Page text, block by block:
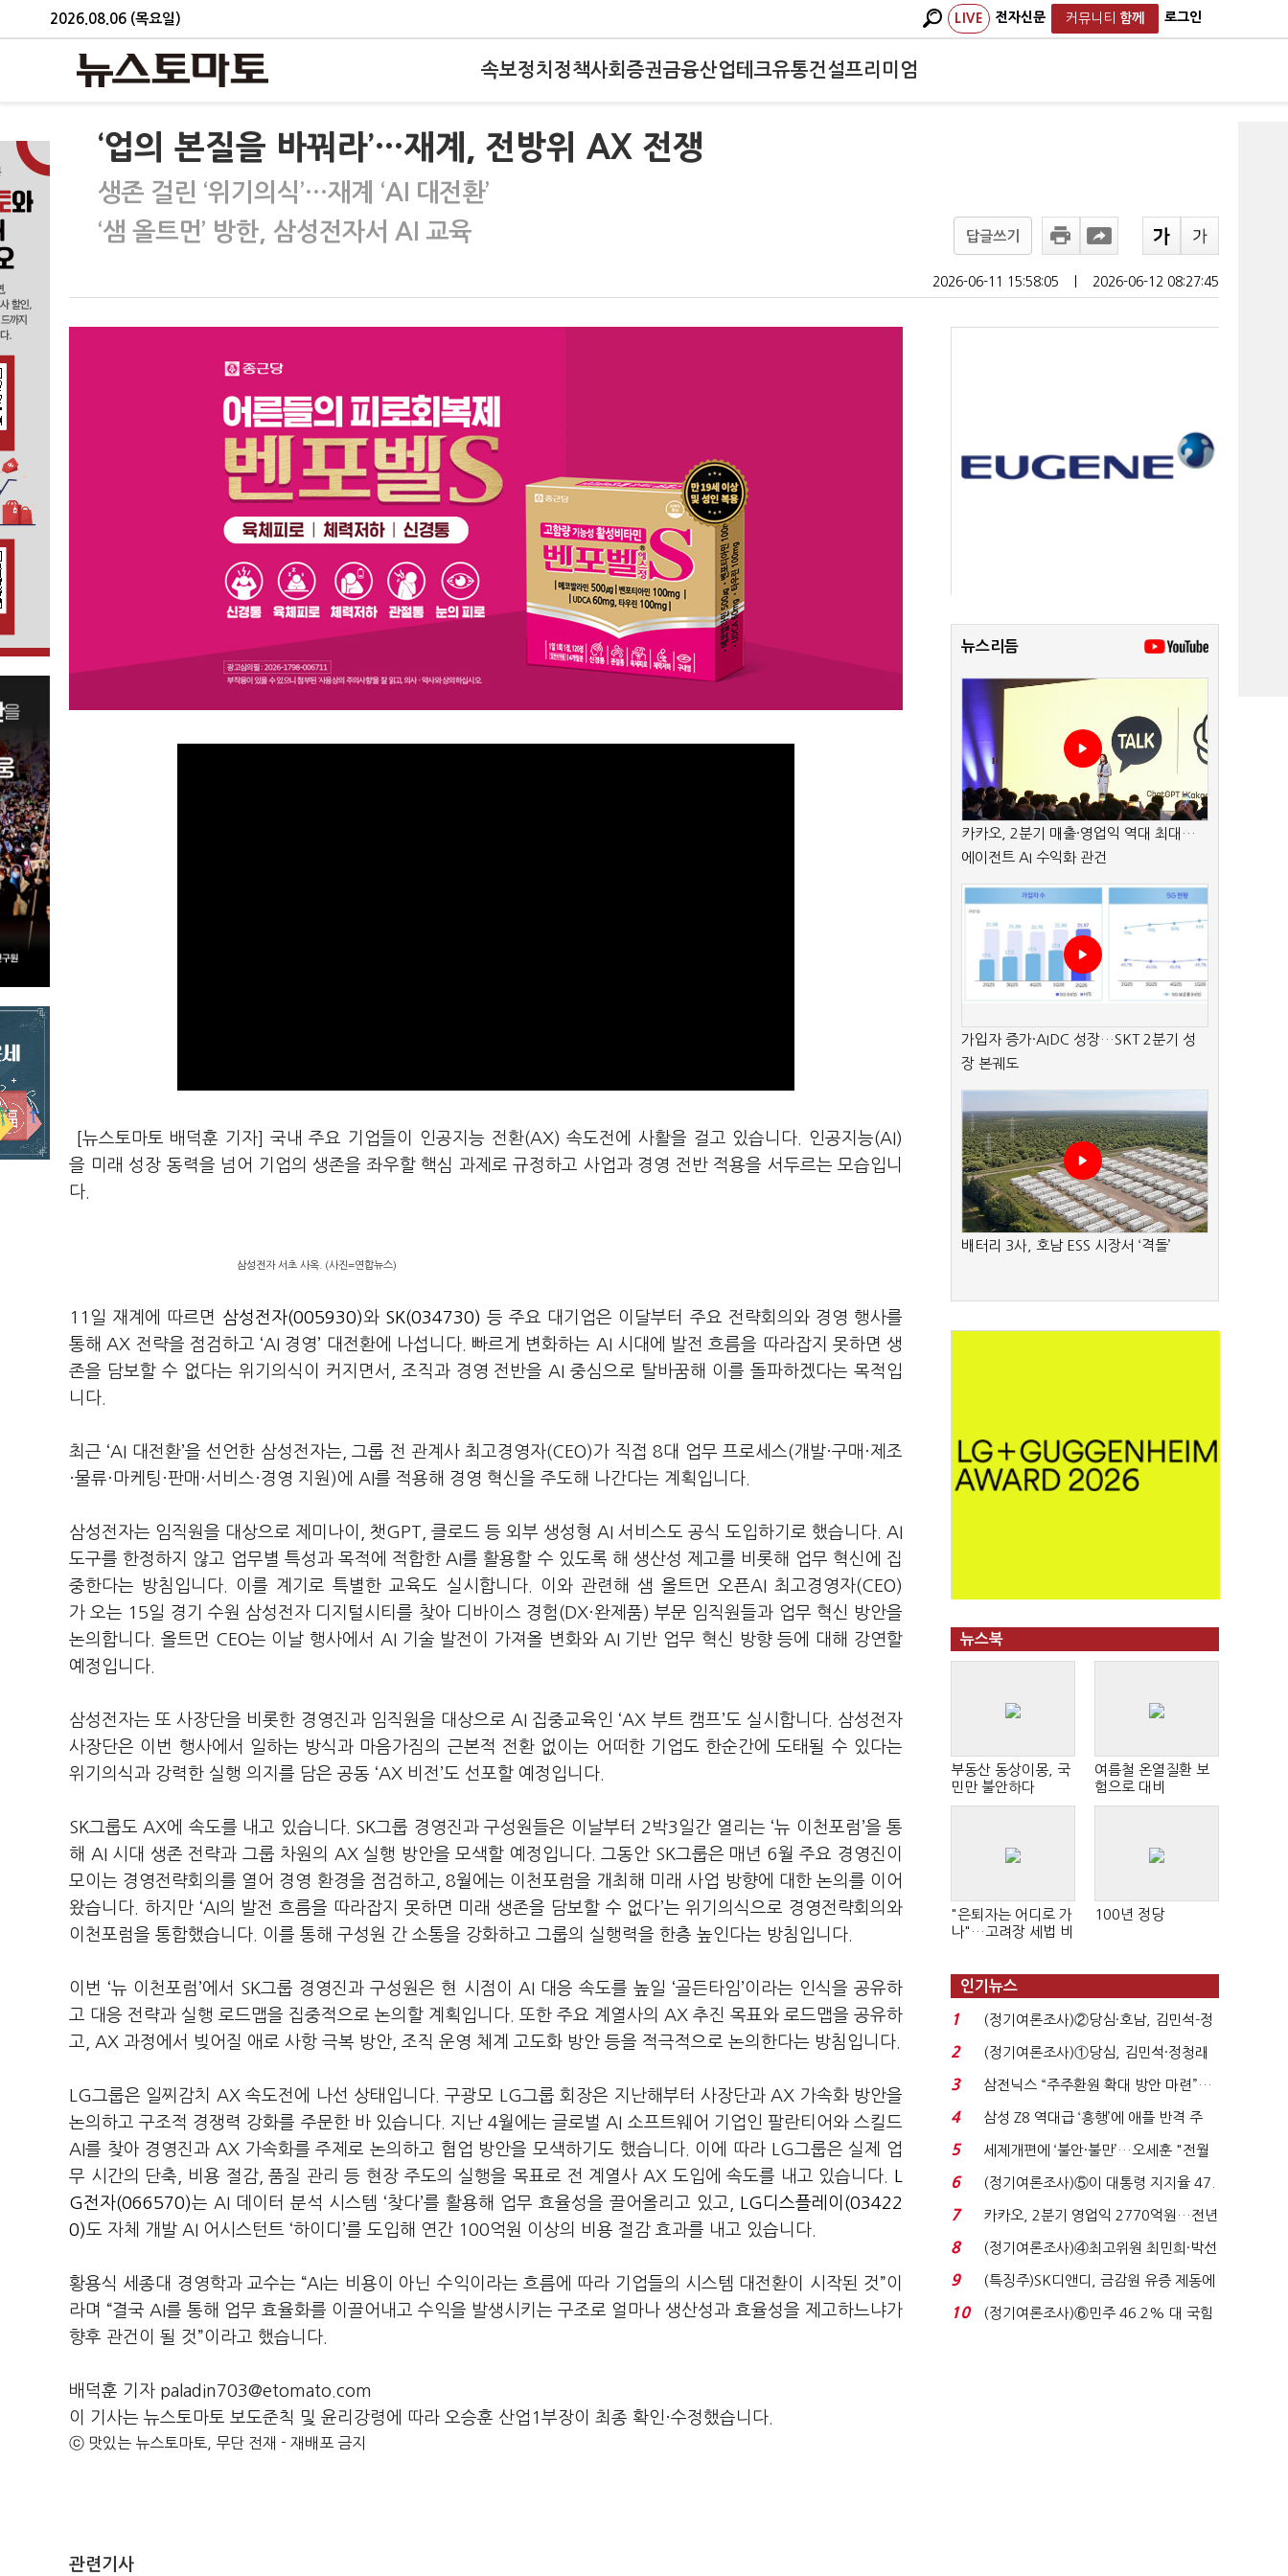
2026.08.06 (목요일) LIVE 전자신문 커뮤니티 함께 로그인
속보정치 정책사회 증권금융산업테크유통건설프리미엄
‘업의 본질을 바꿔라’…재계, 전방위 AX 전쟁
생존 걸린 ‘위기의식’…재계 ‘AI 대전환’
‘샘 올트먼’ 방한, 삼성전자서 AI 교육
답글쓰기
2026-06-11 15:58:05 2026-06-12 08:27:45
[뉴스토마토 배덕훈 기자] 국내 주요 기업들이 인공지능 전환(AX)속도전에 사활을 걸고 있습니다 . 인공지능(AI)
을 미래 성장 동력을 넘어 기업의 생존을 좌우할 핵심 과제로 규정하고 사업과 경영 전반 적용을 서두르는 모습입니
다
삼성전자 서초 사옥. (사진=연합뉴스)
11 일 재계에 따르면 삼성전자(005930)와 SK(034730) 등 주요 대기업은 이달부터 주요 전략회의와 경영 행사를
통해 AX 전략을 점검하고 ‘AI 경영’ 대전환에 나섭니다. 빠르게 변화하는 AI 시대에 발전 흐름을 따라잡지 못하면 생
존을 담보할 수 없다는 위기의식이 커지면서
조직과 경영 전반을 AI중심으로 탈바꿈해 이를 돌파하겠다는 목적입
니다
최근 ‘AI 대전환’을 선언한 삼성전자는, 그룹 전 관계사 최고경영자(CEO)가 직접8대 업무 프로세스(개발·구매·제조
·물류·마케팅·판매·서비스·경영 지원 )에 AI를 적용해 경영 혁신을 주도해 나간다는 계획입니다
삼성전자는 임직원을 대상으로 제미나이 챗GPT, 클로드 등 외부 생성형 AI 서비스도 공식 도입하기로 했습니다 . AI
도구를 한정하지 않고 업무별 특성과 목적에 적합한 AI를 활용할 수 있도록 해 생산성 제고를 비롯해 업무 혁신에 집
중한다는 방침입니다
이를 계기로 특별한 교육도 실시합니다. 이와 관련해 샘 올트먼 오픈AI최고경영자(CEO)
가 오는 15일 경기 수원 삼성전자 디지털시티를 찾아 디바이스 경험(DX·완제품)부문 임직원들과 업무 혁신 방안을
논의합니다
올트먼 CEO는 이날 행사에서 AI 기술 발전이 가져올 변화와 AI 기반 업무 혁신 방향 등에 대해 강연할
예정입니다
삼성전자는 또 사장단을 비롯한 경영진과 임직원을 대상으로 AI 집중교육인 ‘AX 부트 캠프’도 실시합니다. 삼성전자
사장단은 이번 행사에서 일하는 방식과 마음가짐의 근본적 전환 없이는 어떠한 기업도 한순간에 도태될 수 있다는
위기의식과 강력한 실행 의지를 담은 공동 ‘AX 비전 ’도 선포할 예정입니다
SK그룹도 AX에 속도를 내고 있습니다. SK그룹 경영진과 구성원들은 이날부터 2 박3일간 열리는 ‘뉴 이천포럼’을 통
해 AI 시대 생존 전략과 그룹 차원의 AX 실행 방안을 모색할 예정입니다.그동안 SK그룹은 매년 6월 주요 경영진이
모이는 경영전략회의를 열어 경영 환경을 점검하고 , 8월에는 이천포럼을 개최해 미래 사업 방향에 대한 논의를 이어
왔습니다
하지만 ‘AI의 발전 흐름을 따라잡지 못하면 미래 생존을 담보할 수 없다’는 위기의식으로 경영전략회의와
이천포럼을 통합했습니다
이를 통해 구성원 간 소통을 강화하고 그룹의 실행력을 한층 높인다는 방침입니다
이번 ‘뉴 이천포럼’에서 SK그룹 경영진과 구성원은 현 시점이 AI 대응 속도를 높일 ‘골든타임’이라는 인식을 공유하
고 대응 전략과 실행 로드맵을 집중적으로 논의할 계획입니다 또한 주요 계열사의 AX 추진 목표와 로드맵을 공유하
고 , AX 과정에서 빚어질 애로 사항 극복 방안 조직 운영 체계 고도화 방안 등을 적극적으로 논의한다는 방침입니다
LG그룹은 일찌감치 AX속도전에 나선 상태입니다.구광모 LG그룹 회장은 지난해부터 사장단과AX 가속화 방안을
논의하고 구조적 경쟁력 강화를 주문한 바 있습니다. 지난4월에는 글로벌 AI 소프트웨어 기업인 팔란티어와 스킬드
AI를 찾아 경영진과 AX 가속화를 주제로 논의하고 협업 방안을 모색하기도 했습니다. 이에 따라 LG그룹은 실제 업
무 시간의 단축
비용 절감,품질 관리 등 현장 주도의 실행을 목표로 전 계열사 AX 도입에 속도를 내고 있습니다
G전자(066570)는 AI 데이터 분석 시스템 ‘찾다’를 활용해 업무 효율성을 끌어올리고 있고
LG디스플레이(03422
0)도 자체 개발 AI 어시스턴트 ‘하이디 ’를 도입해 연간 100억원 이상의 비용 절감 효과를 내고 있습니다
황용식 세종대 경영학과 교수는 “AI는 비용이 아닌 수익이라는 흐름에 따라 기업들의 시스템 대전환이 시작된 것”이
라며 “결국 AI를 통해 업무 효율화를 이끌어내고 수익을 발생시키는 구조로 얼마나 생산성과 효율성을 제고하느냐가
향후 관건이 될 것”이라고 했습니다
배덕훈 기자 paladin703@etomato.com
이 기사는 뉴스토마토 보도준칙 및 윤리강령에 따라 오승훈 산업1부장이 최종 확인·수정했습니다.
ⓒ 맛있는 뉴스토마토, 무단 전재 - 재배포 금지
관련기사
뉴스리듬
카카오, 2분기 매출·영업익 역대 최대…
에이전트 AI 수익화 관건
가입자 증가·AIDC 성장…SKT 2분기 성
장 본궤도
배터리 3사, 호남 ESS 시장서 ‘격돌’
뉴스북
부동산 동상이몽, 국
민만 불안하다
여름철 온열질환 보
험으로 대비
"은퇴자는 어디로 가
나"…고려장 세법 비
100년 정당
인기뉴스
1
(정기여론조사)②당심·호남, 김민석-정
청래 '초접전'...
2
(정기여론조사)①당심, 김민석·정청래
'초접전'…대통령 ...
3
삼전닉스 “주주환원 확대 방안 마련”…
로이터에 성명...
4
삼성 Z8 역대급 ‘흥행’에 애플 반격 주
목…9월 ‘폴...
5
세제개편에 ‘불안·불만’…오세훈 "전월
세 구하기 더 ...
6
(정기여론조사)⑤이 대통령 지지율 47.
7%…일주일 만에 ...
7
카카오, 2분기 영업익 2770억원…전년
비 36% 증가...
8
(정기여론조사)④최고위원 최민희·박선
원 '양강'…서미...
9
(특징주)SK디앤디, 금감원 유증 제동에
장 초반 상한가...
10
(정기여론조사)⑥민주 46.2% 대 국힘